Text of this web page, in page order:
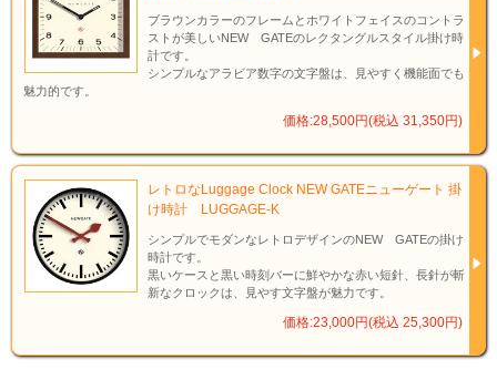
ブラウンカラーのフレームとホワイトフェイスのコントラ
ストが美しいNEW GATEのレクタングルスタイル掛け時
計です。
シンプルなアラビア数字の文字盤は、見やすく機能面でも
魅力的です。
価格:28,500円(税込 31,350円)
レトロなLuggage Clock NEW GATEニューゲート 掛
け時計 LUGGAGE-K
シンプルでモダンなレトロデザインのNEW GATEの掛け
時計です。
黒いケースと黒い時刻バーに鮮やかな赤い短針、長針が斬
新なクロックは、見やす文字盤が魅力です。
価格:23,000円(税込 25,300円)